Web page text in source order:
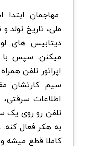
مهاجمان
ملی، تاریخ تولد
دیتابیس های
میکنن. سپس با
اپراتور تلفن
سیم کارتشان
اطلاعات سرقتی،
به هکر فعال
کاملا قطع میشه